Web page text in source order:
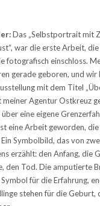
Das „Selbstportrait mit
war die erste Arbeit,
fotografisch einschloss.
gerade geboren, und wir
mit dem Titel
meiner Agentur Ostkreuz
eine eigene
eine Arbeit geworden, die
Symbolbild, das von
erzählt: den Anfang, die
den Tod. Die amputierte
für die Erfahrung,
stehen für die Geburt,